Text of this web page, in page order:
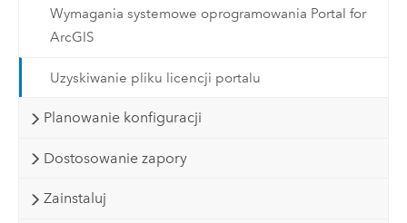
Wymagania systemowe oprogramowania Portal for
ArcGIS
Uzyskiwanie pliku licencji portalu
Planowanie konfiguracji
Dostosowanie zapory
Zainstaluj